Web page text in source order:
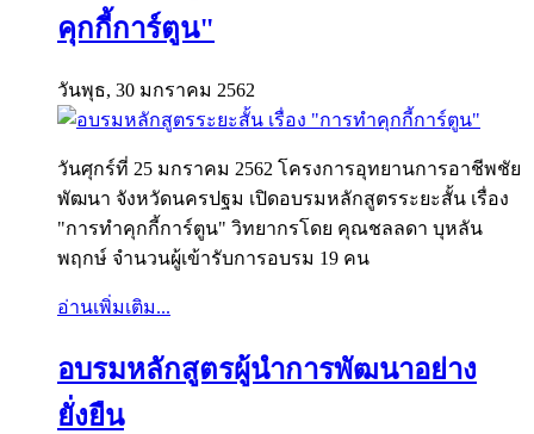
คุกกี้การ์ตูน"
วันพุธ, 30 มกราคม 2562
วันศุกร์ที่ 25 มกราคม 2562 โครงการอุทยานการอาชีพชัย
พัฒนา จังหวัดนครปฐม เปิดอบรมหลักสูตรระยะสั้น เรื่อง
"การทำคุกกี้การ์ตูน" วิทยากรโดย คุณชลลดา บุหลัน
พฤกษ์ จำนวนผู้เข้ารับการอบรม 19 คน
อ่านเพิ่มเติม...
อบรมหลักสูตรผู้นำการพัฒนาอย่าง
ยั่งยืน